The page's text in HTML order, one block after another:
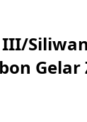
Gelar